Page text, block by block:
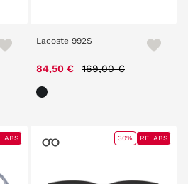
Lacoste 992S
84,50 € Price reduced from
169,00 €
30% RELABS